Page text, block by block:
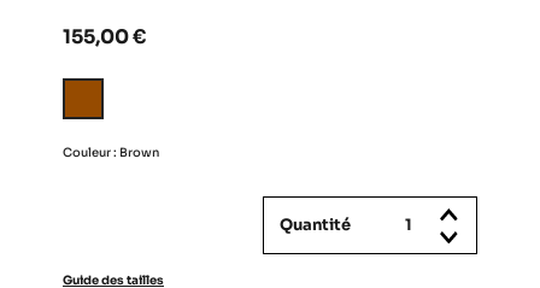
155,00 €
Couleur : Brown
Quantité
Guide des tailles